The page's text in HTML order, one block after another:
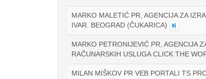
MARKO MALETIĆ PR, AGENCIJA ZA
IVAR. BEOGRAD (ČUKARICA)
MARKO PETRONIJEVIĆ PR, AGENCIJA
RAČUNARSKIH USLUGA CLICK THE
MILAN MIŠKOV PR VEB PORTALI TS